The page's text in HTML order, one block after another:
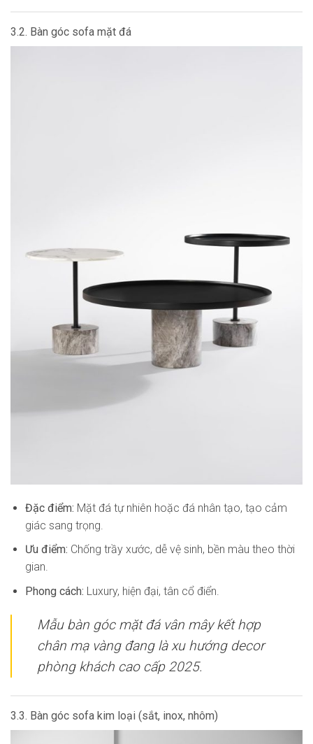
3.2. Bàn góc sofa mặt đá
Đặc điểm: Mặt đá tự nhiên hoặc đá nhân tạo, tạo cảm
giác sang trọng.
Ưu điểm: Chống trầy xước, dễ vệ sinh, bền màu theo thời
gian.
Phong cách: Luxury, hiện đại, tân cổ điển.
Mẫu bàn góc mặt đá vân mây kết hợp
chân mạ vàng đang là xu hướng decor
phòng khách cao cấp 2025.
3.3. Bàn góc sofa kim loại (sắt, inox, nhôm)